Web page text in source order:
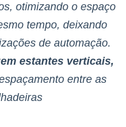
otimizando o espaço
tempo, deixando
de automação.
estantes verticais,
entre as